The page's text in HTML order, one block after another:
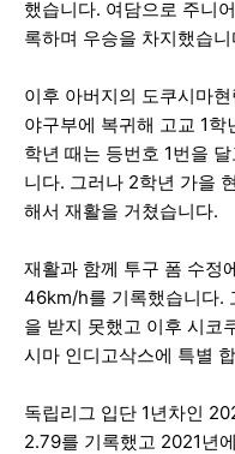
했습니다. 여담으로 주니
록하며 우승을 차지했습니
이후 아버지의 도쿠시마
야구부에 복귀해 고교 1
학년 때는 등번호 1번을
니다. 그러나 2학년 가을
해서 재활을 거쳤습니다.
재활과 함께 투구 폼 수정
46km/h를 기록했습니다.
을 받지 못했고 이후 시코
시마 인디고삭스에 특별
독립리그 입단 1년차인
2.79를 기록했고 2021년